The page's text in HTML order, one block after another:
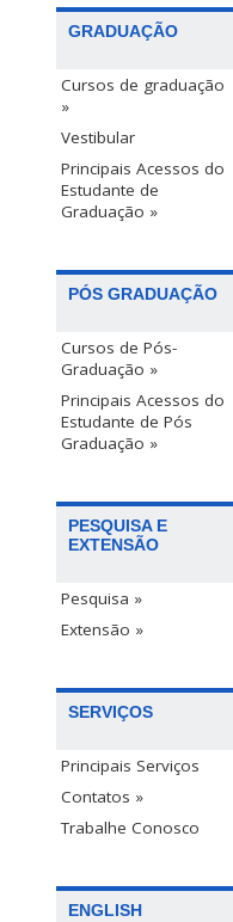
GRADUAÇÃO
Cursos de graduação
»
Vestibular
Principais Acessos do
Estudante de
Graduação »
PÓS GRADUAÇÃO
Cursos de Pós-
Graduação »
Principais Acessos do
Estudante de Pós
Graduação »
PESQUISA E
EXTENSÃO
Pesquisa »
Extensão »
SERVIÇOS
Principais Serviços
Contatos »
Trabalhe Conosco
ENGLISH